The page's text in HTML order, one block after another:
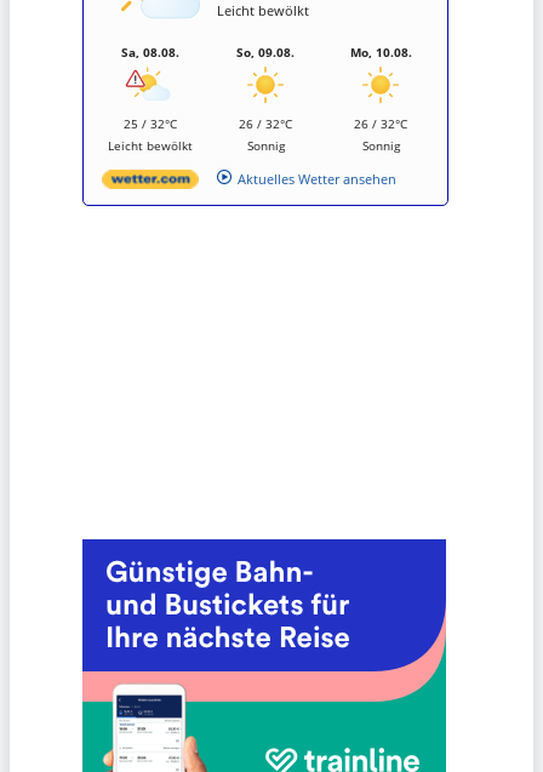
Leicht bewölkt
Sa, 08.08.
25 / 32°C
Leicht bewölkt
So, 09.08.
26 / 32°C
Sonnig
Mo, 10.08.
26 / 32°C
Sonnig
Aktuelles Wetter ansehen